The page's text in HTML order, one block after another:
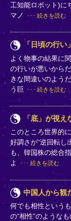
工知能ロボット)に
マノ
続きを読む
「日頃の行
よく物事の結果に
の行いが悪いから
きな間違いのよう
う巨
続きを読む
「底」が視
このところ世界的
好調さが“逆回転し
も、韓国株の総合
よ
続きを読む
中国人から観
何でも相性という
の“相性”のような